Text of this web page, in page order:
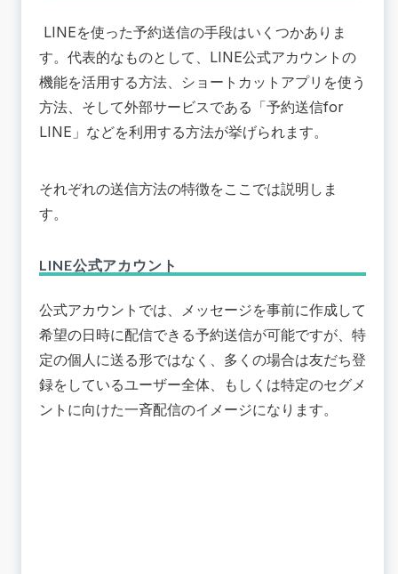
LINEを使った予約送信の手段はいくつかありま
す。代表的なものとして、LINE公式アカウントの
機能を活用する方法、ショートカットアプリを使う
方法、そして外部サービスである「予約送信for
LINE」などを利用する方法が挙げられます。
それぞれの送信方法の特徴をここでは説明しま
す。
LINE公式アカウント
公式アカウントでは、メッセージを事前に作成して
希望の日時に配信できる予約送信が可能ですが、特
定の個人に送る形ではなく、多くの場合は友だち登
録をしているユーザー全体、もしくは特定のセグメ
ントに向けた一斉配信のイメージになります。